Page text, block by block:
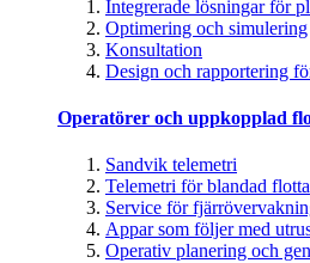
Integrerade lösningar för
Optimering och simulering
Konsultation
Design och rapportering
Operatörer och uppkopplad
Sandvik telemetri
Telemetri för blandad flotta
Service för
Appar som följer med
Operativ planering och